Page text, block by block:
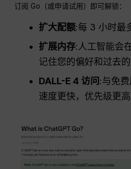
订阅 Go（或申请试用）即可解锁：
扩大配额:每 3 小时最
扩展内存:人工智能会
记住您的偏好和过去
DALL-E 4 访问:与免
速度更快，优先级更